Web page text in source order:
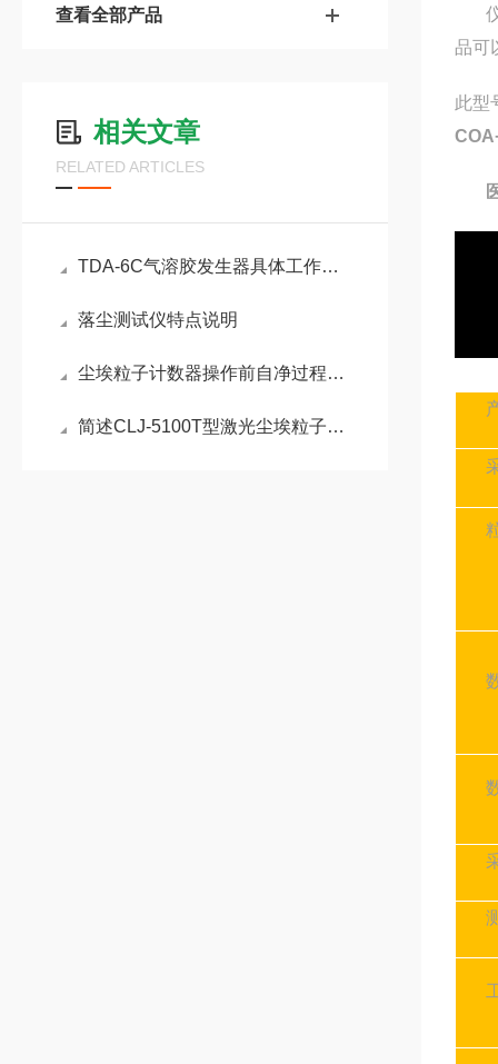
查看全部产品
相关文章
RELATED ARTICLES
TDA-6C气溶胶发生器具体工作过程分为哪3个阶段
落尘测试仪特点说明
尘埃粒子计数器操作前自净过程分享
简述CLJ-5100T型激光尘埃粒子计数器
品可
此型